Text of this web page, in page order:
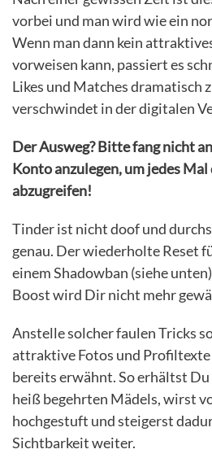
vorbei und man wird wie ein
Wenn man dann kein
vorweisen kann, passiert es
Likes und Matches dramatisch
verschwindet in der digitalen
Der Ausweg? Bitte fang nicht
Konto anzulegen, um jedes
abzugreifen!
Tinder ist nicht doof und
genau. Der wiederholte Reset
einem Shadowban (siehe
Boost wird Dir nicht mehr
Anstelle solcher faulen Tricks
attraktive Fotos und Profiltexte
bereits erwähnt. So erhältst Du
heiß begehrten Mädels, wirst
hochgestuft und steigerst
Sichtbarkeit weiter.